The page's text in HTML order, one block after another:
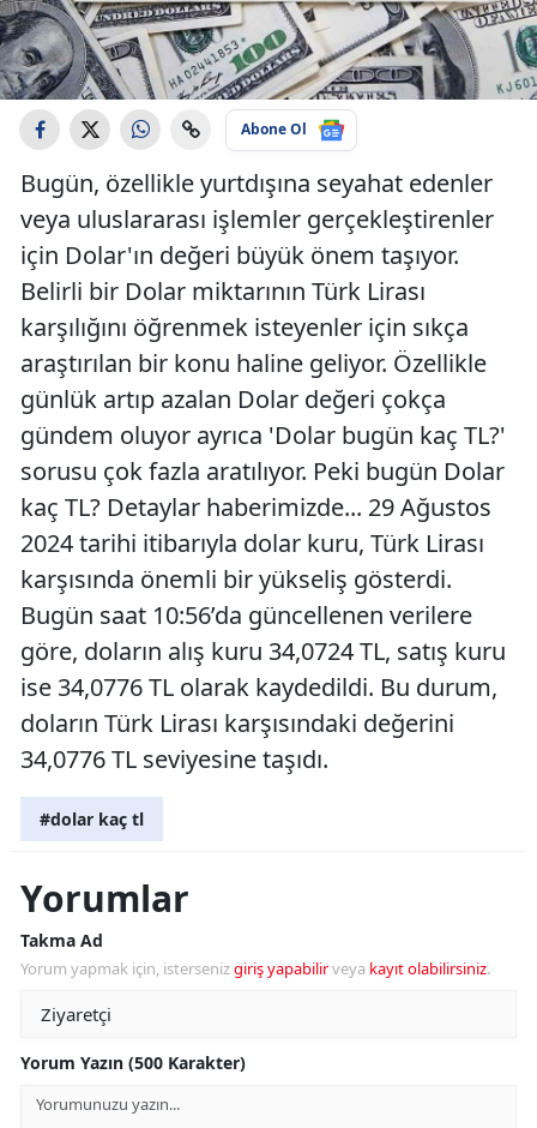
Abone Ol
Bugün, özellikle yurtdışına seyahat edenler
veya uluslararası işlemler gerçekleştirenler
için Dolar'ın değeri büyük önem taşıyor.
Belirli bir Dolar miktarının Türk Lirası
karşılığını öğrenmek isteyenler için sıkça
araştırılan bir konu haline geliyor. Özellikle
günlük artıp azalan Dolar değeri çokça
gündem oluyor ayrıca 'Dolar bugün kaç TL?'
sorusu çok fazla aratılıyor. Peki bugün Dolar
kaç TL? Detaylar haberimizde... 29 Ağustos
2024 tarihi itibarıyla dolar kuru, Türk Lirası
karşısında önemli bir yükseliş gösterdi.
Bugün saat 10:56’da güncellenen verilere
göre, doların alış kuru 34,0724 TL, satış kuru
ise 34,0776 TL olarak kaydedildi. Bu durum,
doların Türk Lirası karşısındaki değerini
34,0776 TL seviyesine taşıdı.
#dolar kaç tl
Yorumlar
Takma Ad
Yorum yapmak için, istersenizgiriş yapabilirveya kayıt olabilirsiniz.
Yorum Yazın (500 Karakter)